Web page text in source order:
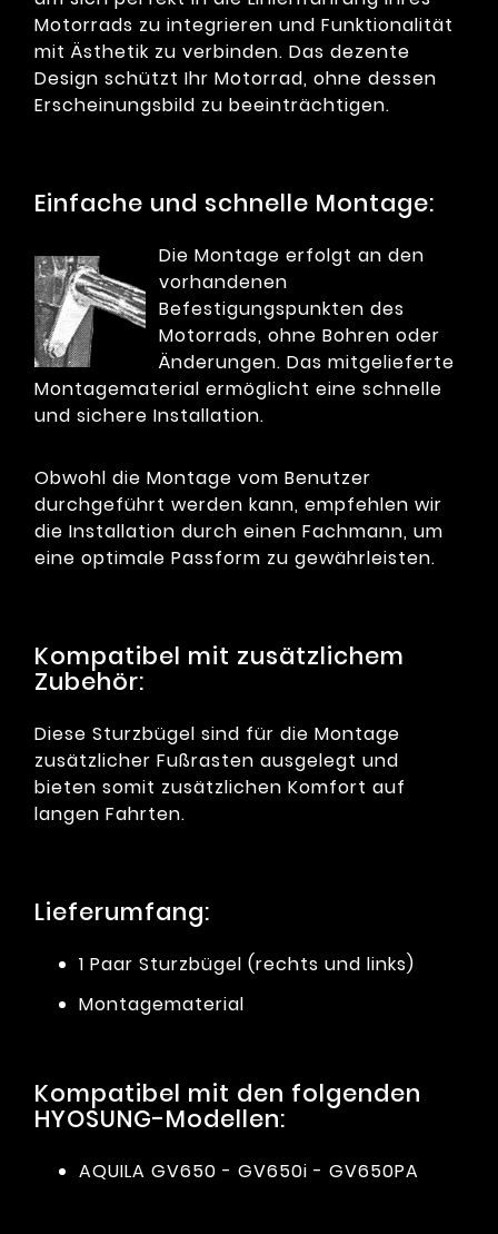
Motorrads zu integrieren und Funktionalität
mit Ästhetik zu verbinden. Das dezente
Design schützt Ihr Motorrad, ohne dessen
Erscheinungsbild zu beeinträchtigen.
Einfache und schnelle Montage:
Die Montage erfolgt an den
vorhandenen
Befestigungspunkten des
Motorrads, ohne Bohren oder
Änderungen. Das mitgelieferte
Montagematerial ermöglicht eine schnelle
und sichere Installation.
Obwohl die Montage vom Benutzer
durchgeführt werden kann, empfehlen wir
die Installation durch einen Fachmann, um
eine optimale Passform zu gewährleisten.
Kompatibel mit zusätzlichem
Zubehör:
Diese Sturzbügel sind für die Montage
zusätzlicher Fußrasten ausgelegt und
bieten somit zusätzlichen Komfort auf
langen Fahrten.
Lieferumfang:
1 Paar Sturzbügel (rechts und links)
Montagematerial
Kompatibel mit den folgenden
HYOSUNG-Modellen:
AQUILA GV650 - GV650i - GV650PA